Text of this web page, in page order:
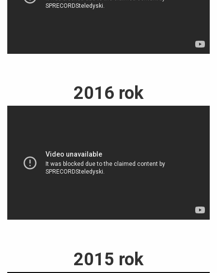
2016 rok
2015 rok